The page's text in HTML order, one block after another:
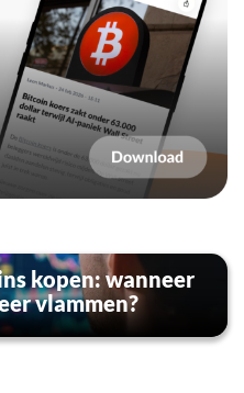
kopen: wanneer
vlammen?